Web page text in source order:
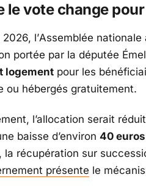
le vote change
2026, l’Assemblée nationale
portée par la députée
logement pour les
ou hébergés gratuitement.
l’allocation serait
baisse d’environ 40
la récupération sur
présente le